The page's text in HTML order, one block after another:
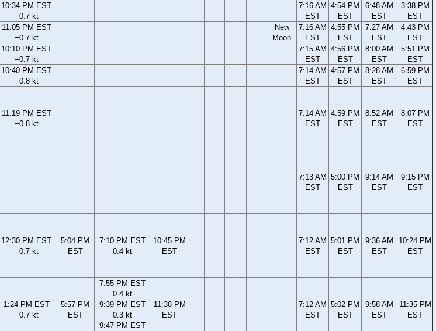
10:34 PM EST
−0.7 kt
7:16 AM
EST
4:54 PM
EST
6:48 AM
EST
3:38 PM
EST
11:05 PM EST
−0.7 kt
New
Moon
7:16 AM
EST
4:55 PM
EST
7:27 AM
EST
4:43 PM
EST
10:10 PM EST
−0.7 kt
7:15 AM
EST
4:56 PM
EST
8:00 AM
EST
5:51 PM
EST
10:40 PM EST
−0.8 kt
7:14 AM
EST
4:57 PM
EST
8:28 AM
EST
6:59 PM
EST
11:19 PM EST
−0.8 kt
7:14 AM
EST
4:59 PM
EST
8:52 AM
EST
8:07 PM
EST
7:13 AM
EST
5:00 PM
EST
9:14 AM
EST
9:15 PM
EST
12:30 PM EST
−0.7 kt
5:04 PM
EST
7:10 PM EST
0.4 kt
10:45 PM
EST
7:12 AM
EST
5:01 PM
EST
9:36 AM
EST
10:24 PM
EST
1:24 PM EST
−0.7 kt
5:57 PM
EST
7:55 PM EST
0.4 kt
9:39 PM EST
0.3 kt
9:47 PM EST
11:38 PM
EST
7:12 AM
EST
5:02 PM
EST
9:58 AM
EST
11:35 PM
EST